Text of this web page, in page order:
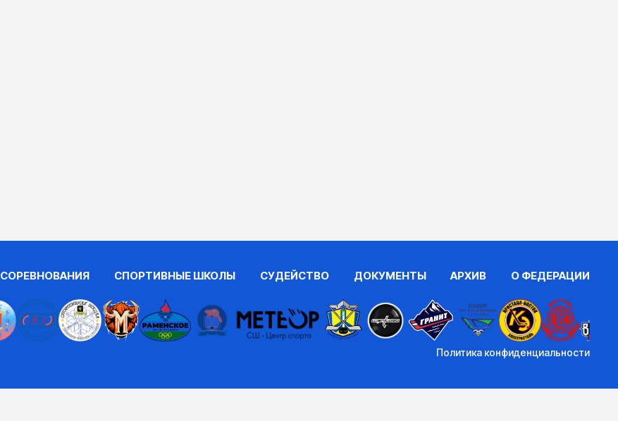
СОРЕВНОВАНИЯ СПОРТИВНЫЕ ШКОЛЫ СУДЕЙСТВО ДОКУМЕНТЫ АРХИВ О ФЕДЕРАЦИИ
Политика конфиденциальности